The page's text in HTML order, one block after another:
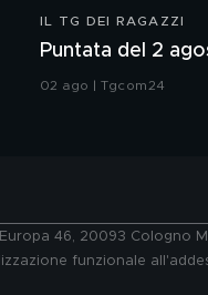
IL TG DEI RAGAZZI
Puntata del 2
02 ago | Tgcom24
46, 20093 Cologno
funzionale